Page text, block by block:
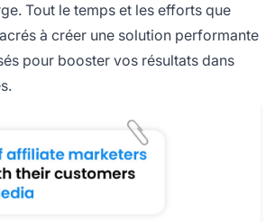
Tout le temps et les efforts que
à créer une solution performante
pour booster vos résultats dans